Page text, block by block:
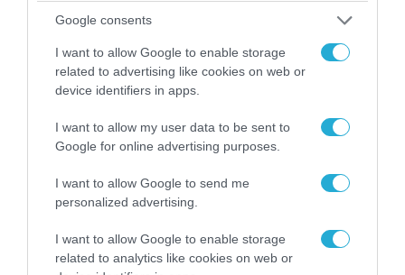
Google consents
I want to allow Google to enable storage
related to advertising like cookies on web or
device identifiers in apps.
I want to allow my user data to be sent to
Google for online advertising purposes.
I want to allow Google to send me
personalized advertising.
I want to allow Google to enable storage
related to analytics like cookies on web or